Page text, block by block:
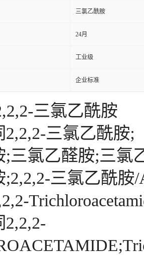
三氯乙酰胺
24月
工业级
企业标准
三氯乙酰胺
三氯乙酰胺;
;三氯乙醛胺;三氯
;2,2,2-三氯乙酰胺/